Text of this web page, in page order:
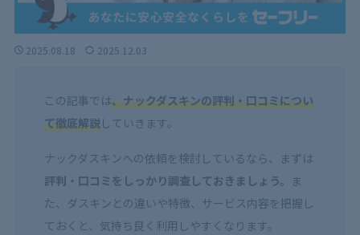
2025.08.18 2025.12.03
この記事では、ナックダスキンの評判・口コミについ
て徹底解説していきます。
ナックダスキンへの依頼を検討しているなら、まずは
評判・口コミをしっかり調査しておきましょう。 ま
た、ダスキンとの違いや特徴、サービス内容を把握し
ておくと、気持ち良く利用しやすくなります。